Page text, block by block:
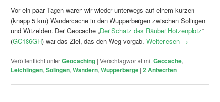
Vor ein paar Tagen waren wir wieder unterwegs auf einem kurzen
(knapp 5 km) Wandercache in den Wupperbergen zwischen Solingen
und Witzelden. Der Geocache „Der Schatz des Räuber Hotzenplotz“
(GC186GH) war das Ziel, das den Weg vorgab.Weiterlesen →
Veröffentlicht unterGeocaching |Verschlagwortet mitGeocache,
Leichlingen,Solingen,Wandern,Wupperberge |2Antworten